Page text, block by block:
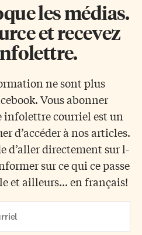
les médias.
et recevez
ne sont plus
Vous abonner
courriel est un
d’accéder à nos articles.
d’aller directement sur l-
sur ce qui ce passe
et ailleurs... en français!